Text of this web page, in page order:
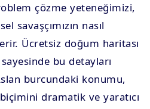
çözme yeteneğimizi,
savaşçımızın nasıl
Ücretsiz doğum haritası
bu detayları
burcundaki konumu,
dramatik ve yaratıcı